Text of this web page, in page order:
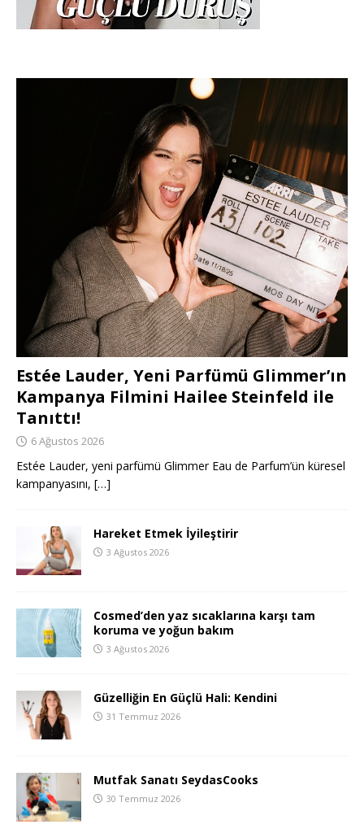
Estée Lauder, Yeni Parfümü Glimmer’ın
Kampanya Filmini Hailee Steinfeld ile
Tanıttı!
6 Ağustos 2026
Estée Lauder, yeni parfümü Glimmer Eau de Parfum’ün küresel
kampanyasını, […]
Hareket Etmek İyileştirir
3 Ağustos 2026
Cosmed’den yaz sıcaklarına karşı tam
koruma ve yoğun bakım
3 Ağustos 2026
Güzelliğin En Güçlü Hali: Kendini
31 Temmuz 2026
Mutfak Sanatı SeydasCooks
30 Temmuz 2026